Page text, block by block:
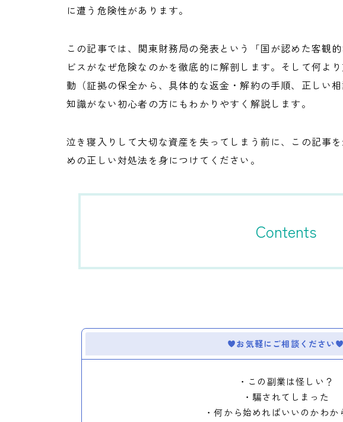
に遭う危険性があります。
この記事では、関東財務局の発表という「国が認めた客観
ビスがなぜ危険なのかを徹底的に解剖します。そして何よ
動（証拠の保全から、具体的な返金・解約の手順、正しい
知識がない初心者の方にもわかりやすく解説します。
泣き寝入りして大切な資産を失ってしまう前に、この記事
めの正しい対処法を身につけてください。
Contents
お気軽にご相談ください
・この副業は怪しい？
・騙されてしまった
・何から始めればいいのかわか